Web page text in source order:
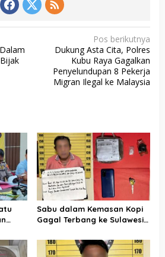
Pos berikutnya
Dukung Asta Cita, Polres
Kubu Raya Gagalkan
Penyelundupan 8 Pekerja
Migran Ilegal ke Malaysia
Sabu dalam Kemasan Kopi
Gagal Terbang ke Sulawesi,
Tim Labubu!